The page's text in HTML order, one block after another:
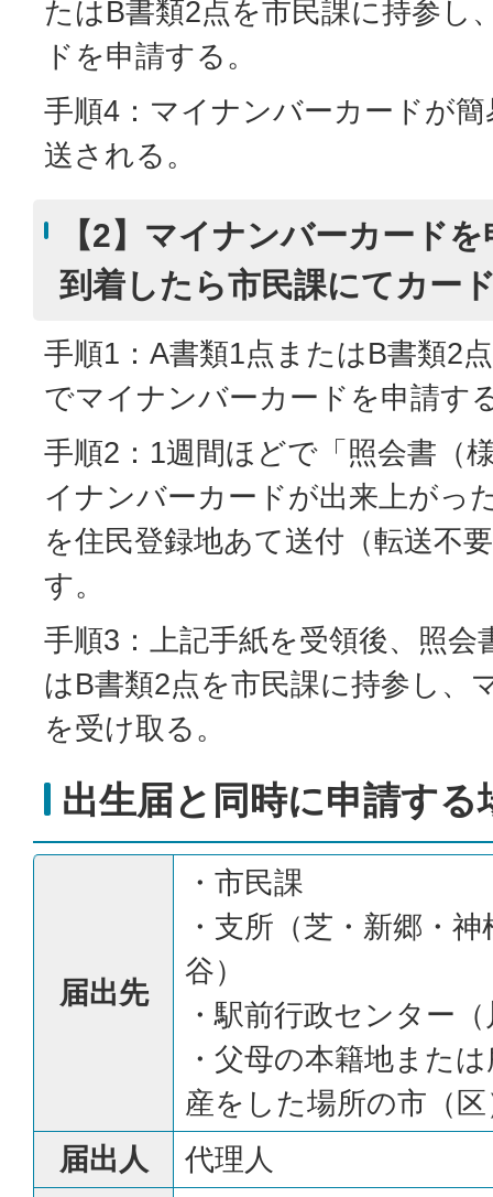
たはB書類2点を市民課に持参し
ドを申請する。
手順4：マイナンバーカードが
送される。
【2】マイナンバーカード
到着したら市民課にてカー
手順1：A書類1点またはB書類2
でマイナンバーカードを申請す
手順2：1週間ほどで「照会書（
イナンバーカードが出来上がっ
を住民登録地あて送付（転送不
す。
手順3：上記手紙を受領後、照会
はB書類2点を市民課に持参し、
を受け取る。
出生届と同時に申請する
届出先
・市民課
・支所（芝・新郷・
谷）
・駅前行政センター
・父母の本籍地また
産をした場所の市（
届出人
代理人